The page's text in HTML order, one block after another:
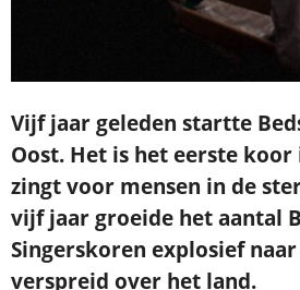
Vijf jaar geleden startte
Oost. Het is het eerste
zingt voor mensen in de
vijf jaar groeide het aantal
Singerskoren explosief
verspreid over het land.